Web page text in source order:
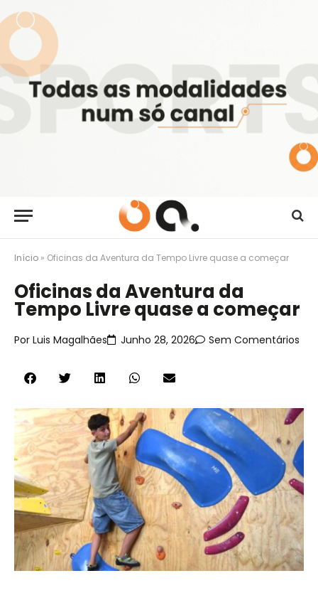
Início » Oficinas da Aventura da Tempo Livre quase a começar
Oficinas da Aventura da
Tempo Livre quase a começar
Por Luis Magalhães Junho 28, 2026 Sem Comentários